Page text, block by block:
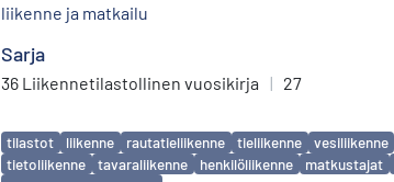
liikenne ja matkailu
Sarja
36 Liikennetilastollinen vuosikirja | 27
Avainsanat
tilastot liikenne rautatieliikenne tieliikenne vesiliikenne
tietoliikenne
tavaraliikenne henkilöliikenne matkustajat